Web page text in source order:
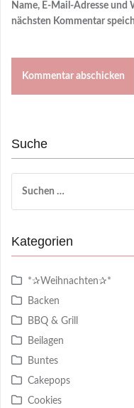
Name, E-Mail-Adresse und
nächsten Kommentar
Suche
nach:
Kategorien
*✰Weihnachten✰*
Backen
BBQ & Grill
Beilagen
Buntes
Cakepops
Cookies